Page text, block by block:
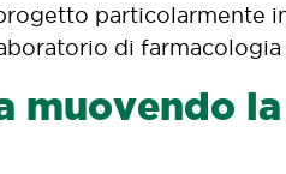
particolarmente
di
muovendo